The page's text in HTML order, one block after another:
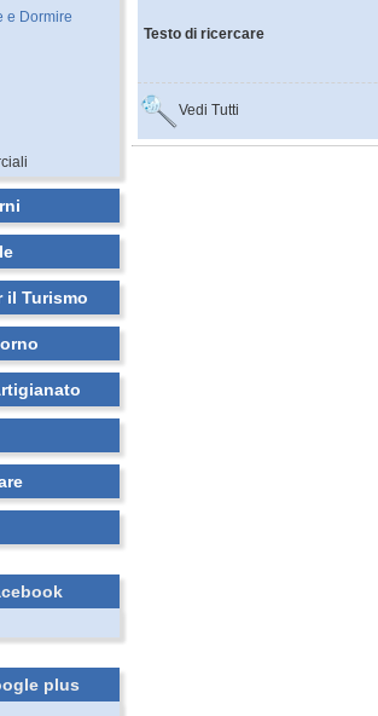
e Dormire
il Turismo
plus
Testo di ricercare
Vedi Tutti